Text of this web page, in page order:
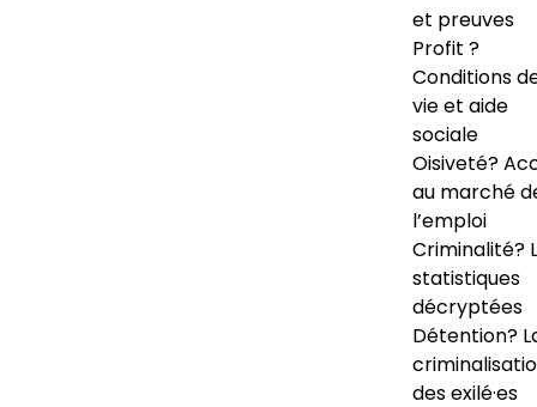
et preuves
Profit ?
Conditions
vie et aide
sociale
Oisiveté?
au marché
l’emploi
Criminalité?
statistiques
décryptées
Détention?
des exilé·es